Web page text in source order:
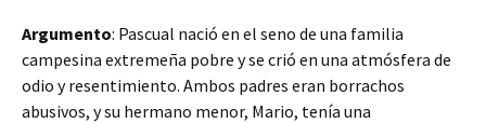
Argumento: Pascual nació en el seno de una familia
campesina extremeña pobre y se crió en una atmósfera de
odio y resentimiento. Ambos padres eran borrachos
abusivos, y su hermano menor, Mario, tenía una